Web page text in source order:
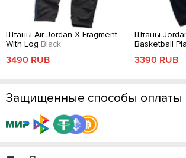
Штаны Air Jordan X Fragment
With Log Black
3490 RUB
Штаны
Basketball Pla
3390 RUB
Защищенные способы оплаты